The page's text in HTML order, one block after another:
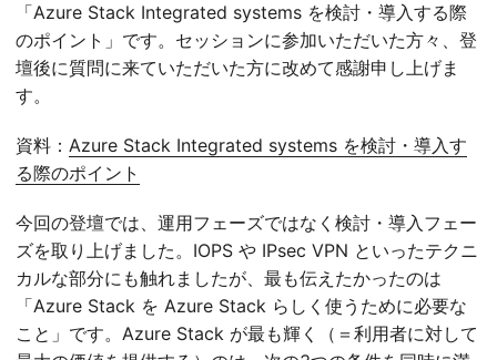
「Azure Stack Integrated systems を検討・導入する際
のポイント」です。セッションに参加いただいた方々、登
壇後に質問に来ていただいた方に改めて感謝申し上げま
す。
資料： Azure Stack Integrated systems を検討・導入す
る際のポイント
今回の登壇では、運用フェーズではなく検討・導入フェー
ズを取り上げました。IOPS や IPsec VPN といったテクニ
カルな部分にも触れましたが、最も伝えたかったのは
「Azure Stack を Azure Stack らしく使うために必要な
こと」です。Azure Stack が最も輝く（＝利用者に対して